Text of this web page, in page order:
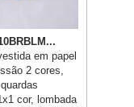
em papel
2 cores,
cor, lombada